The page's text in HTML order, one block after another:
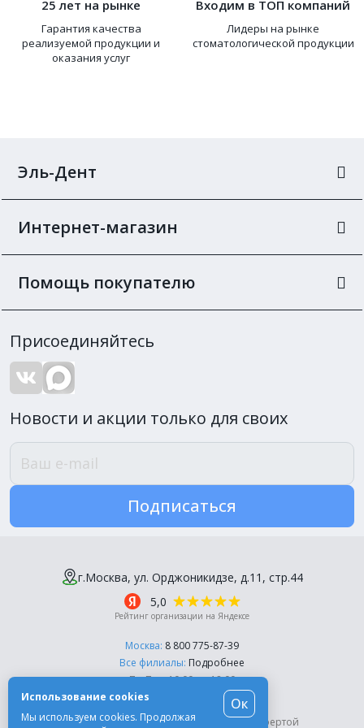
25 лет на рынке
Гарантия качества
реализуемой продукции и
оказания услуг
Входим в ТОП компаний
Лидеры на рынке
стоматологической продукции
Эль-Дент
Интернет-магазин
Помощь покупателю
Присоединяйтесь
Новости и акции только для своих
Подписаться
© Компания «Эль-Дент», 2003-2026
Цены на сайте не являются публичной офертой
г.Москва, ул. Орджоникидзе, д.11, стр.44
5,0
Рейтинг организации на Яндексе
Москва: 8 800 775-87-39
Все филиалы: Подробнее
Пн-Пт, с 10:00 до 18:00
Использование cookies
Мы используем cookies. Продолжая
Ок